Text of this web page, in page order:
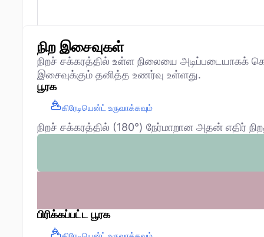
நிற இசைவுகள்
நிறச் சக்கரத்தில் உள்ள நிலையை
இசைவுக்கும் தனித்த உணர்வு உள்ளது.
பூரக
கிரேடியென்ட் உருவாக்கவும்
நிறச் சக்கரத்தில் (180°) நேர்மாறான அதன் எதிர்
பிரிக்கப்பட்ட பூரக